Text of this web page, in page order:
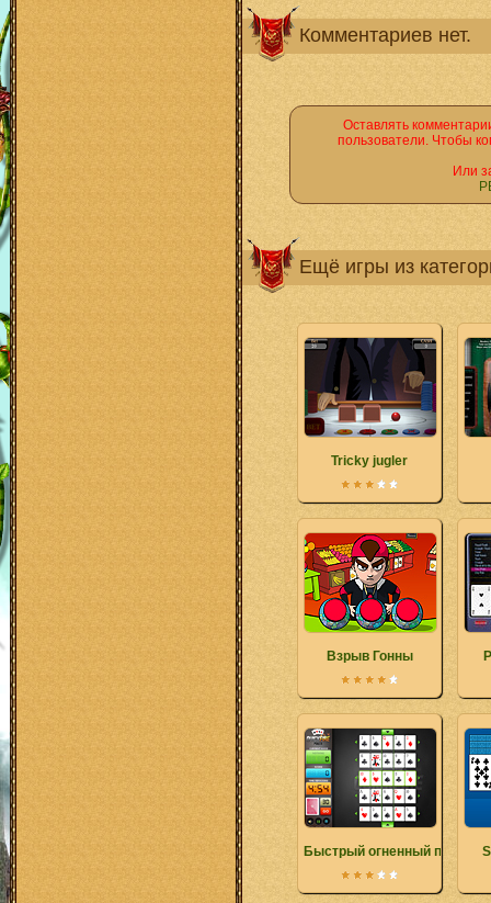
Комментариев нет.
Оставлять
пользователи. Чтобы
Или
Ещё игры из
Tricky jugler
Взрыв Гонны
Быстрый огненный покер